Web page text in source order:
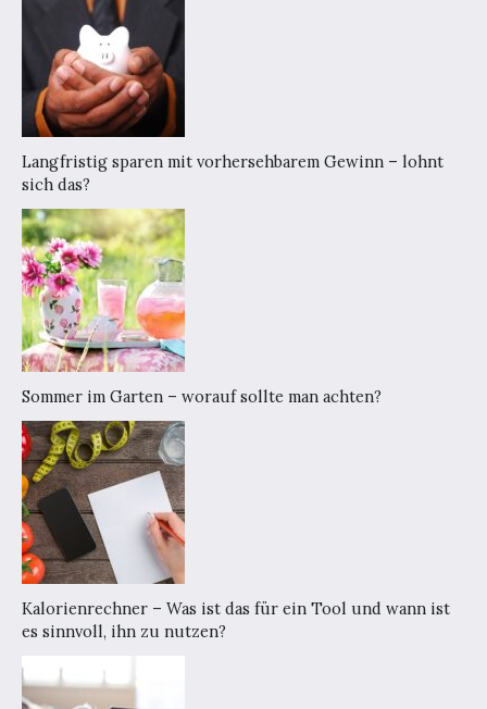
Langfristig sparen mit vorhersehbarem Gewinn – lohnt
sich das?
Sommer im Garten – worauf sollte man achten?
Kalorienrechner – Was ist das für ein Tool und wann ist
es sinnvoll, ihn zu nutzen?